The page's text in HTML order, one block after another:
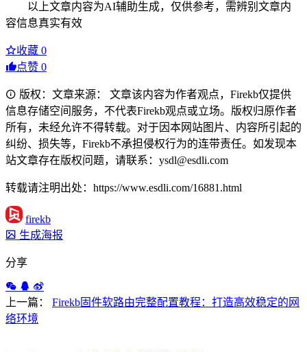
以上文章内容为AI辅助生成，仅供参考，需辨别文章内
容信息真实有效
收藏 0
点赞 0
版权：文章来源： 文章该内容为作者观点，Firekb仅提供
信息存储空间服务，不代表Firekb观点或立场。版权归原作者
所有，未经允许不得转载。对于因本网站图片、内容所引起的
纠纷、损失等，Firekb不承担侵权行为的连带责任。如发现本
站文章存在版权问题，请联系：ysdl@esdli.com
转载请注明出处：https://www.esdli.com/16881.html
firekb
生成海报
分享
上一篇：
Firekb固件软路由完整配置教程：打造高效稳定的网
络环境